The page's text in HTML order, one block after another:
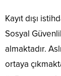
Kayıt dışı
Sosyal
almaktadır.
ortaya